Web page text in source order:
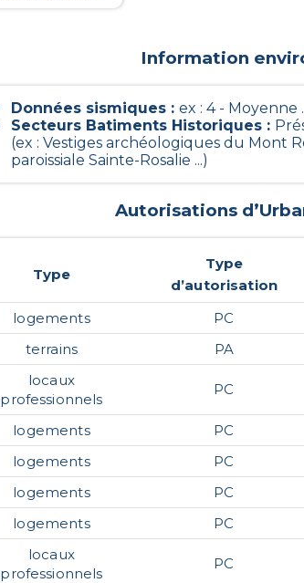
Information
Données sismiques : ex : 4 - Moyenne
Secteurs Batiments Historiques :
(ex : Vestiges archéologiques du Mont
paroissiale Sainte-Rosalie ...)
Autorisations
Type
Type
d’autorisation
logements PC
terrains PA
locaux
professionnels
PC
logements PC
logements PC
logements PC
logements PC
locaux
professionnels
PC